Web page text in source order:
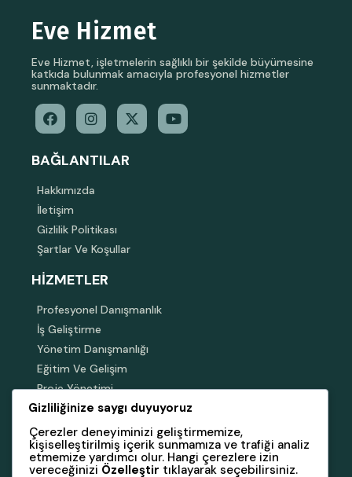
Eve Hizmet
Eve Hizmet, işletmelerin sağlıklı bir şekilde büyümesine
katkıda bulunmak amacıyla profesyonel hizmetler
sunmaktadır.
BAĞLANTILAR
Hakkımızda
İletişim
Gizlilik Politikası
Şartlar Ve Koşullar
HIZMETLER
Profesyonel Danışmanlık
İş Geliştirme
Yönetim Danışmanlığı
Eğitim Ve Gelişim
Proje Yönetimi
BÜLTENIMIZE ABONE OLUN
Girişimlerinizi desteklemek için güncellemeler ve
haberlerimize göz atın.
Gizliliğinize saygı duyuyoruz
Çerezler deneyiminizi geliştirmemize,
kişiselleştirilmiş içerik sunmamıza ve trafiği analiz
etmemize yardımcı olur. Hangi çerezlere izin
vereceğinizi Özelleştir tıklayarak seçebilirsiniz.